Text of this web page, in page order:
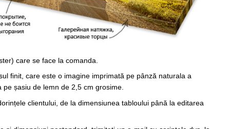
care se face la comanda.
finit, care este o imagine imprimată pe pânză naturala a
șasiu de lemn de 2,5 cm grosime.
clientului, de la dimensiunea tabloului până la editarea